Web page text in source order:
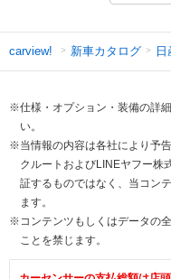
carview! 新車カタログ 日
※仕様・オプション・装備の詳
い。
※当情報の内容は各社により予
クルートおよびLINEヤフー株
証するものではなく、当コン
ます。
※コンテンツもしくはデータの
ことを禁じます。